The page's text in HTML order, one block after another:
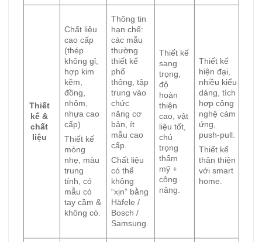
Thiết
kế &
chất
liệu
Chất liệu
cao cấp
(thép
không gỉ,
hợp kim
kẽm,
đồng,
nhôm,
nhựa cao
cấp)
Thiết kế
mỏng
nhẹ, màu
trung
tính, có
mẫu có
tay cầm &
không có.
Thông tin
hạn chế:
các mẫu
thường
thiết kế
phổ
thông, tập
trung vào
chức
năng cơ
bản, ít
mẫu cao
cấp.
Chất liệu
có thể
không
“xịn” bằng
Häfele /
Bosch /
Samsung.
Thiết kế
sang
trọng,
độ
hoàn
thiện
cao, vật
liệu tốt,
chú
trọng
thẩm
mỹ +
công
năng.
Thiết kế
hiện đại,
nhiều kiểu
dáng, tích
hợp công
nghệ cảm
ứng,
push-pull.
Thiết kế
thân thiện
với smart
home.